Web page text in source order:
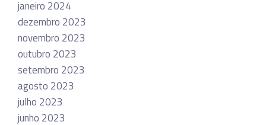
janeiro 2024
dezembro 2023
novembro 2023
outubro 2023
setembro 2023
agosto 2023
julho 2023
junho 2023